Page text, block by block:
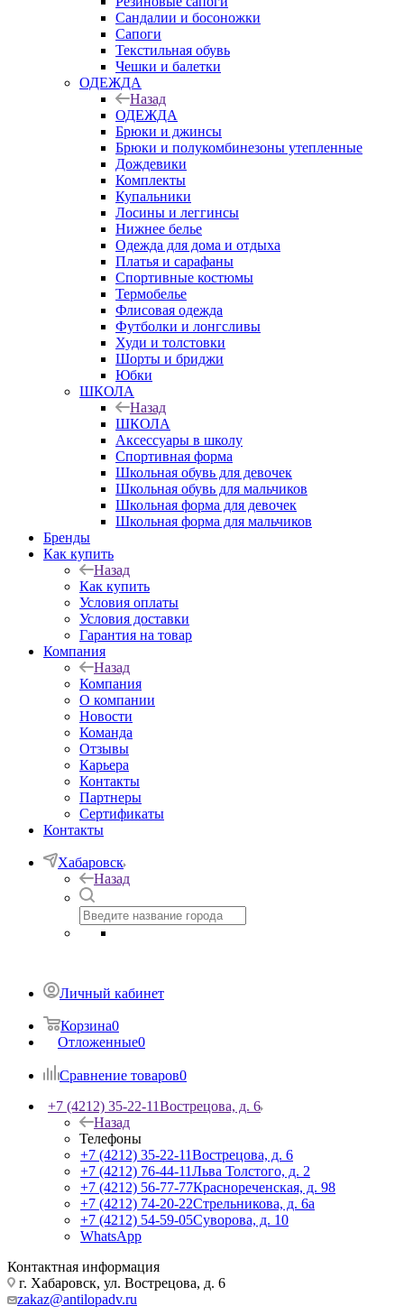
Сандалии и босоножки
Сапоги
Текстильная обувь
Чешки и балетки
ОДЕЖДА
Назад
ОДЕЖДА
Брюки и джинсы
Брюки и полукомбинезоны утепленные
Дождевики
Комплекты
Купальники
Лосины и леггинсы
Нижнее белье
Одежда для дома и отдыха
Платья и сарафаны
Спортивные костюмы
Термобелье
Флисовая одежда
Футболки и лонгсливы
Худи и толстовки
Шорты и бриджи
Юбки
ШКОЛА
Назад
ШКОЛА
Аксессуары в школу
Спортивная форма
Школьная обувь для девочек
Школьная обувь для мальчиков
Школьная форма для девочек
Школьная форма для мальчиков
Бренды
Как купить
Назад
Как купить
Условия оплаты
Условия доставки
Гарантия на товар
Компания
Назад
Компания
О компании
Новости
Команда
Отзывы
Карьера
Контакты
Партнеры
Сертификаты
Контакты
Хабаровск
Назад
Личный кабинет
Корзина0
Отложенные0
Сравнение товаров0
+7 (4212) 35-22-11Вострецова, д. 6
Назад
Телефоны
+7 (4212) 35-22-11Вострецова, д. 6
+7 (4212) 76-44-11Льва Толстого, д. 2
+7 (4212) 56-77-77Краснореченская, д. 98
+7 (4212) 74-20-22Стрельникова, д. 6а
+7 (4212) 54-59-05Суворова, д. 10
WhatsApp
Контактная информация
г. Хабаровск, ул. Вострецова, д. 6
zakaz@antilopadv.ru